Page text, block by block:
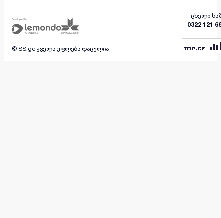
ცხელი
0322 121
© SS.ge ყველა უფლება დაცულია